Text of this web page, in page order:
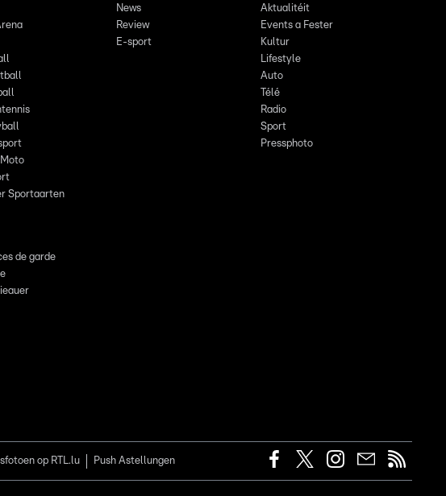
Sportaarten
News
Review
E-sport
Aktualitéit
Events a Fester
Kultur
Lifestyle
Auto
Télé
Radio
Sport
Pressphoto
de garde
op RTL.lu Push Astellungen